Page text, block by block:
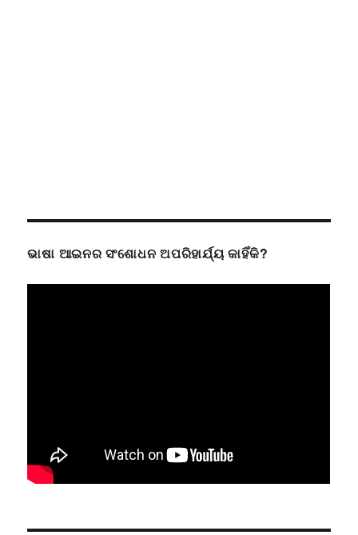
ଭାଷା ଆଇନର ସଂଶୋଧନ ଅପରିହାର୍ଯ୍ୟ କାହିଁକି?